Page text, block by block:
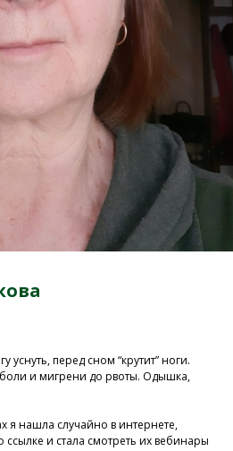
перед сном “крутит” ноги.
и мигрени до рвоты. Одышка,
нашла случайно в интернете,
и стала смотреть их вебинары